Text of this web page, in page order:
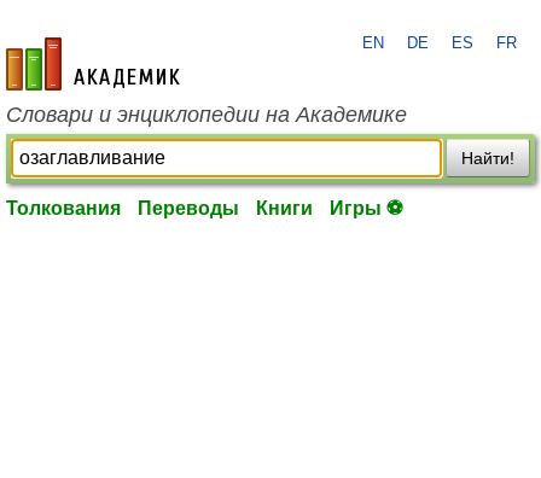
academic.ru
EN DE ES FR
Словари и энциклопедии на Академике
Найти!
Толкования Переводы Книги Игры ⚽